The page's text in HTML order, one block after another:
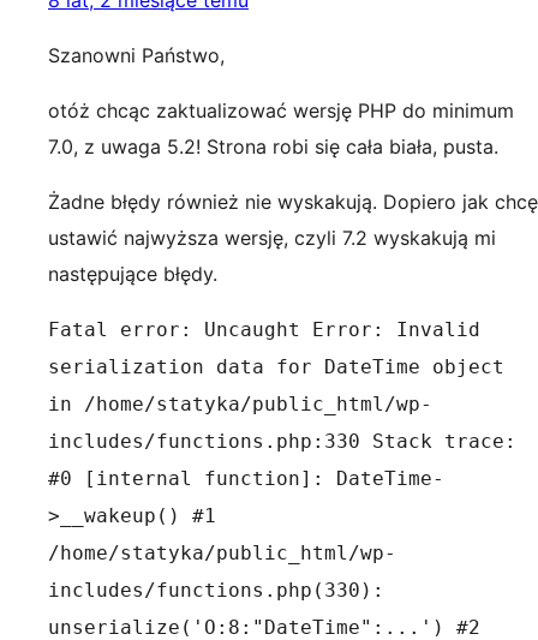
Szanowni Państwo,
otóż chcąc zaktualizować wersję PHP do minimum
7.0, z uwaga 5.2! Strona robi się cała biała, pusta.
Żadne błędy również nie wyskakują. Dopiero jak chcę
ustawić najwyższa wersję, czyli 7.2 wyskakują mi
następujące błędy.
Fatal error: Uncaught Error: Invalid
serialization data for DateTime object
in /home/statyka/public_html/wp-
includes/functions.php:330 Stack trace:
#0 [internal function]: DateTime-
>__wakeup() #1
/home/statyka/public_html/wp-
includes/functions.php(330):
unserialize('O:8:"DateTime":...') #2